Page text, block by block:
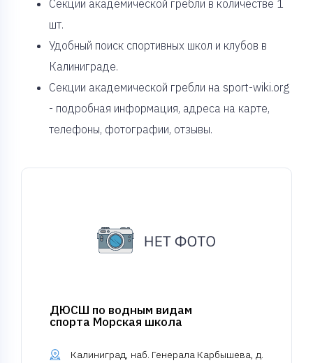
Cекции академической гребли в количестве 1
шт.
Удобный поиск спортивных школ и клубов в
Калиниграде.
Секции академической гребли на sport-wiki.org
- подробная информация, адреса на карте,
телефоны, фотографии, отзывы.
ДЮСШ по водным видам
спорта Морская школа
Калиниград, наб. Генерала Карбышева, д.